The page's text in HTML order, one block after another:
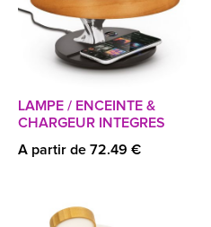
LAMPE / ENCEINTE &
CHARGEUR INTEGRES
A partir de 72.49 €